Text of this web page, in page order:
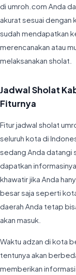
di umroh.com Anda
akurat sesuai dengan
sudah mendapatkan
merencanakan atau
melaksanakan sholat.
Jadwal Sholat
Fiturnya
Fitur jadwal sholat
seluruh kota di
sedang Anda datangi
dapatkan
khawatir jika Anda
besar saja seperti
daerah Anda tetap
akan masuk.
Waktu adzan di kota
tentunya akan
memberikan